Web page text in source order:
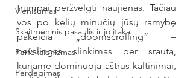
Vienišumas
Skaitmeninis pasaulis ir jo įtaka
Perfekcionizmas
Perdegimas
trumpai peržvelgti naujienas. Tačiau
vos po kelių minučių jūsų ramybę
pakeičia „doomscrolling“ –
nevalingas slinkimas per srautą,
kuriame dominuoja aštrūs kaltinimai,